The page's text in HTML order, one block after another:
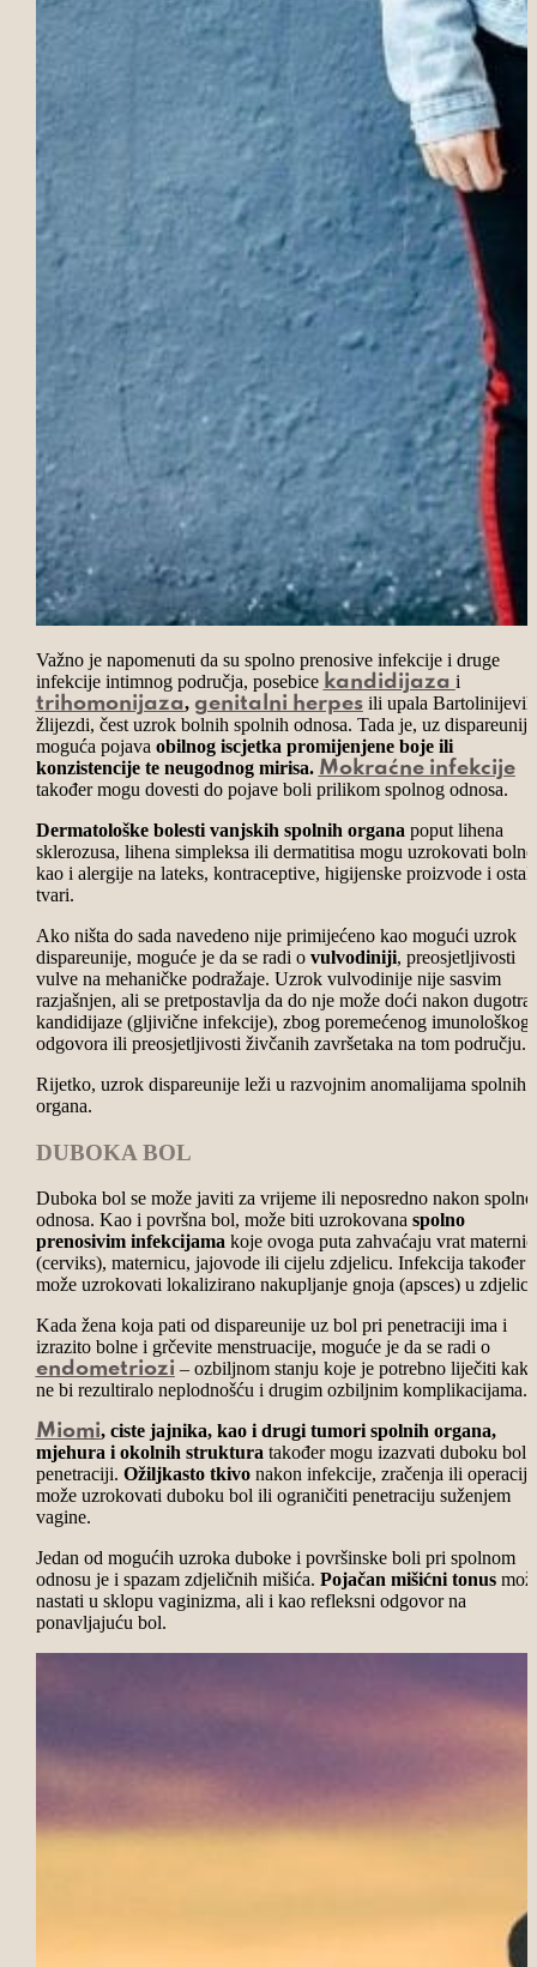
Važno je napomenuti da su spolno prenosive infekcije i druge
infekcije intimnog područja, posebice kandidijaza i
trihomonijaza, genitalni herpesili upala Bartolinijevih
žlijezdi, čest uzrok bolnih spolnih odnosa. Tada je, uz
moguća pojava obilnog iscjetka promijenjene boje ili
konzistencije te neugodnog mirisa. Mokraćne infekcije
također mogu dovesti do pojave boli prilikom spolnog odnosa.
Dermatološke bolesti vanjskih spolnih organa poput lihena
sklerozusa, lihena simpleksa ili dermatitisa mogu uzrokovati
kao i alergije na lateks, kontraceptive, higijenske proizvode i
tvari.
Ako ništa do sada navedeno nije primijećeno kao mogući uzrok
dispareunije, moguće je da se radi o vulvodiniji, preosjetljivosti
vulve na mehaničke podražaje. Uzrok vulvodinije nije sasvim
razjašnjen, ali se pretpostavlja da do nje može doći nakon
kandidijaze (gljivične infekcije), zbog poremećenog imunološkog
odgovora ili preosjetljivosti živčanih završetaka na tom području.
Rijetko, uzrok dispareunije leži u razvojnim anomalijama spolnih
organa.
DUBOKA BOL
Duboka bol se može javiti za vrijeme ili neposredno nakon
odnosa. Kao i površna bol, može biti uzrokovana spolno
prenosivim infekcijama koje ovoga puta zahvaćaju vrat
(cerviks), maternicu, jajovode ili cijelu zdjelicu. Infekcija također
može uzrokovati lokalizirano nakupljanje gnoja (apsces) u zdjelici.
Kada žena koja pati od dispareunije uz bol pri penetraciji ima i
izrazito bolne i grčevite menstruacije, moguće je da se radi o
endometriozi – ozbiljnom stanju koje je potrebno liječiti kako
ne bi rezultiralo neplodnošću i drugim ozbiljnim komplikacijama.
Miomi, ciste jajnika, kao i drugi tumori spolnih organa,
mjehura i okolnih struktura također mogu izazvati duboku bol
penetraciji. Ožiljkasto tkivonakon infekcije, zračenja ili operacije
može uzrokovati duboku bol ili ograničiti penetraciju suženjem
vagine.
Jedan od mogućih uzroka duboke i površinske boli pri spolnom
odnosu je i spazam zdjeličnih mišića. Pojačan mišićni tonus
nastati u sklopu vaginizma, ali i kao refleksni odgovor na
ponavljajuću bol.